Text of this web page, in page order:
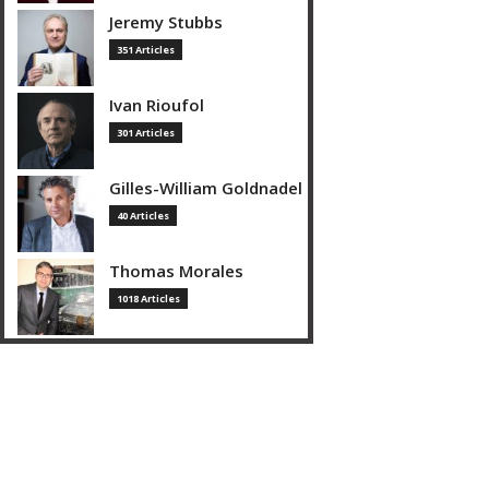
Jeremy Stubbs
351 Articles
Ivan Rioufol
301 Articles
Gilles-William Goldnadel
40 Articles
Thomas Morales
1018 Articles